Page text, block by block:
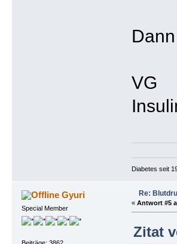
VG
Diabetes seit
Gyuri
Special Member
Re:
« Antwort #5
Zitat